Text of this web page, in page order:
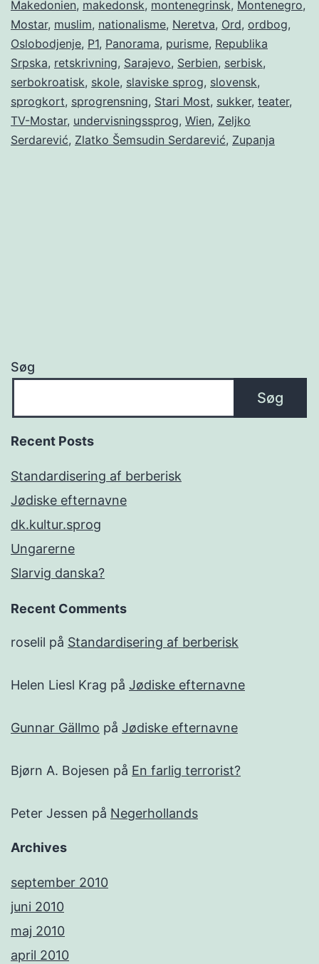
Makedonien, makedonsk, montenegrinsk, Montenegro,
Mostar, muslim, nationalisme, Neretva, Ord, ordbog,
Oslobodjenje, P1, Panorama, purisme, Republika
Srpska, retskrivning, Sarajevo, Serbien, serbisk,
serbokroatisk, skole, slaviske sprog, slovensk,
sprogkort, sprogrensning, Stari Most, sukker, teater,
TV-Mostar, undervisningssprog, Wien, Zeljko
Serdarević, Zlatko Šemsudin Serdarević, Zupanja
Søg
Søg
Recent Posts
Standardisering af berberisk
Jødiske efternavne
dk.kultur.sprog
Ungarerne
Slarvig danska?
Recent Comments
roselil på Standardisering af berberisk
Helen Liesl Krag på Jødiske efternavne
Gunnar Gällmo på Jødiske efternavne
Bjørn A. Bojesen på En farlig terrorist?
Peter Jessen på Negerhollands
Archives
september 2010
juni 2010
maj 2010
april 2010